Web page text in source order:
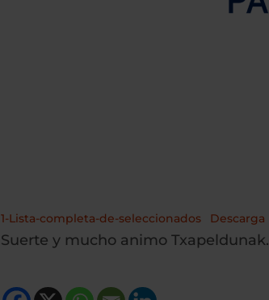
1-Lista-completa-de-seleccionados Descarga
Suerte y mucho animo Txapeldunak.